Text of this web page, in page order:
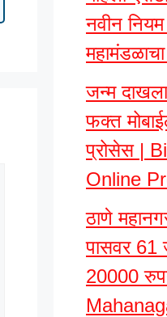
नवीन
महामंडळाचा
जन्म
फक्त
प्रोसेस |
Online
ठाणे
पासवर 61
20000